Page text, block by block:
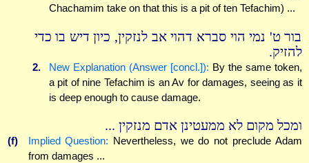
Chachamim take on that this is a pit of ten Tefachim) ...
בור ט' נמי הוי סברא דהוי אב לנזקין, כיון דיש בו כדי
להזיק.
2. New Explanation (Answer [concl.]): By the same token,
a pit of nine Tefachim is an Av for damages, seeing as it
is deep enough to cause damage.
ומכל מקום לא ממעטינן אדם מנזקין ...
(f) Implied Question: Nevertheless, we do not preclude Adam
from damages ...